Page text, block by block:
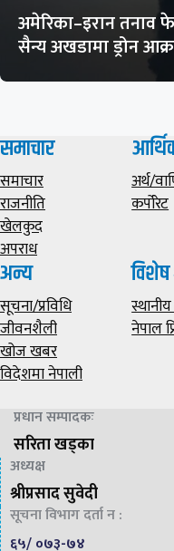
अमेरिका–इरान तनाव
सैन्य अखडामा ड्रोन
समाचार
समाचार
राजनीति
खेलकुद
अपराध
अर्थ/
कर्पोरेट
अन्य
सूचना/प्रविधि
जीवनशैली
खोज खबर
विदेशमा नेपाली
नेपाल
प्रधान सम्पादकः
सरिता खड्का
अध्यक्ष
श्रीप्रसाद सुवेदी
सूचना विभाग दर्ता न :
६५/ ०७३-७४